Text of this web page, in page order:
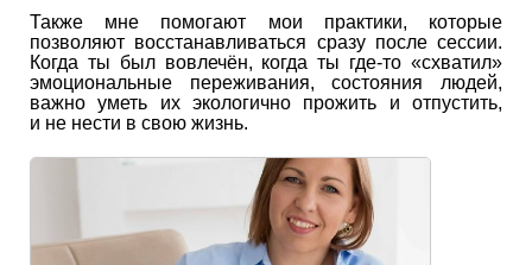
Также мне помогают мои практики, которые
позволяют восстанавливаться сразу после сессии.
Когда ты был вовлечён, когда ты где-то «схватил»
эмоциональные переживания, состояния людей,
важно уметь их экологично прожить и отпустить,
и не нести в свою жизнь.